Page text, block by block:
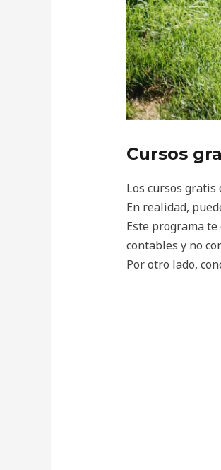
Cursos
Los cursos gratis
En realidad,
Este programa
contables y no
Por otro lado,